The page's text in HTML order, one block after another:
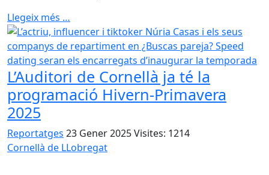
Llegeix més …
L’Auditori de Cornellà ja té la
programació Hivern-Primavera
2025
Reportatges 23 Gener 2025Visites: 1214
Cornellà de LLobregat